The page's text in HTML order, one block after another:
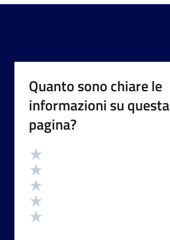
Quanto sono chiare le
informazioni su questa
pagina?
Valutazione